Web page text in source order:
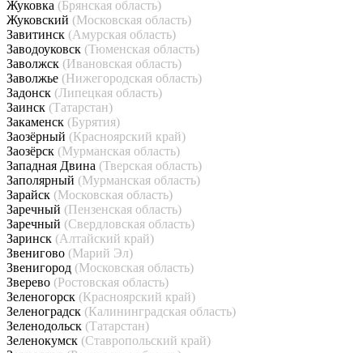
Жуковка (Брянская область)
Жуковский (Московская область)
Завитинск (Амурская область)
Заводоуковск (Тюменская область)
Заволжск (Ивановская область)
Заволжье (Нижегородская область)
Задонск (Липецкая область)
Заинск (Татарстан)
Закаменск (Бурятия)
Заозёрный (Красноярский край)
Заозёрск (Мурманская область)
Западная Двина (Тверская область)
Заполярный (Мурманская область)
Зарайск (Московская область)
Заречный (Пензенская область)
Заречный (Свердловская область)
Заринск (Алтайский край)
Звенигово (Марий Эл)
Звенигород (Московская область)
Зверево (Ростовская область)
Зеленогорск (Красноярский край)
Зеленоградск (Калининградская область)
Зеленодольск (Татарстан)
Зеленокумск (Ставропольский край)